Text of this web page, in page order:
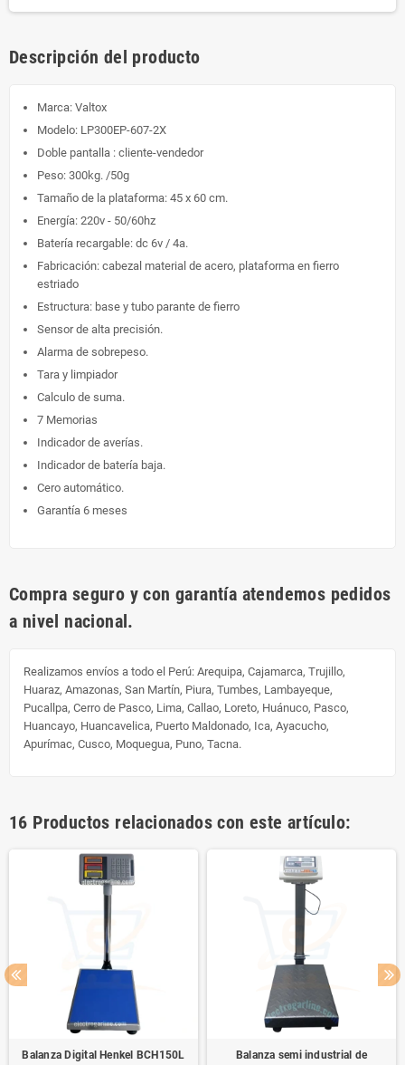
Descripción del producto
Marca: Valtox
Modelo: LP300EP-607-2X
Doble pantalla : cliente-vendedor
Peso: 300kg. /50g
Tamaño de la plataforma: 45 x 60 cm.
Energía: 220v - 50/60hz
Batería recargable: dc 6v / 4a.
Fabricación: cabezal material de acero, plataforma en fierro
estriado
Estructura: base y tubo parante de fierro
Sensor de alta precisión.
Alarma de sobrepeso.
Tara y limpiador
Calculo de suma.
7 Memorias
Indicador de averías.
Indicador de batería baja.
Cero automático.
Garantía 6 meses
Compra seguro y con garantía atendemos pedidos
a nivel nacional.
Realizamos envíos a todo el Perú: Arequipa, Cajamarca, Trujillo,
Huaraz, Amazonas, San Martín, Piura, Tumbes, Lambayeque,
Pucallpa, Cerro de Pasco, Lima, Callao, Loreto, Huánuco, Pasco,
Huancayo, Huancavelica, Puerto Maldonado, Ica, Ayacucho,
Apurímac, Cusco, Moquegua, Puno, Tacna.
16 Productos relacionados con este artículo:
Balanza Digital Henkel BCH150L
Balanza semi industrial de